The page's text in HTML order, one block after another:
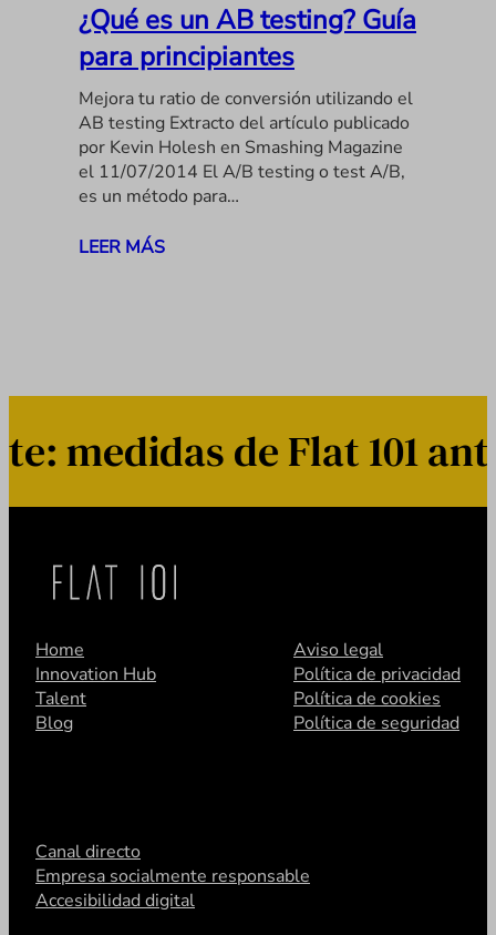
¿Qué es un AB testing? Guía
para principiantes
Mejora tu ratio de conversión utilizando el
AB testing Extracto del artículo publicado
por Kevin Holesh en Smashing Magazine
el 11/07/2014 El A/B testing o test A/B,
es un método para…
LEER MÁS
medidas de Flat 101
Home
Innovation Hub
Talent
Blog
Aviso legal
Política de privacidad
Política de cookies
Política de seguridad
Canal directo
Empresa socialmente responsable
Accesibilidad digital